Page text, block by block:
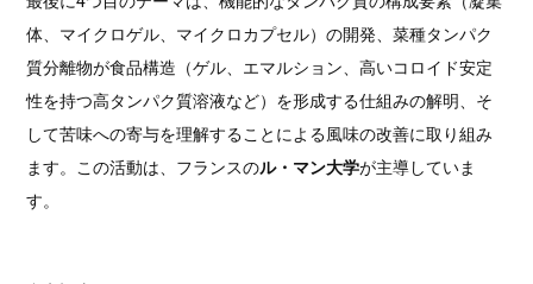
体、マイクロゲル、マイクロカプセル）の開発、菜種タンパク
質分離物が食品構造（ゲル、エマルション、高いコロイド安定
性を持つ高タンパク質溶液など）を形成する仕組みの解明、そ
して苦味への寄与を理解することによる風味の改善に取り組み
ます。この活動は、フランスのル・マン大学が主導していま
す。